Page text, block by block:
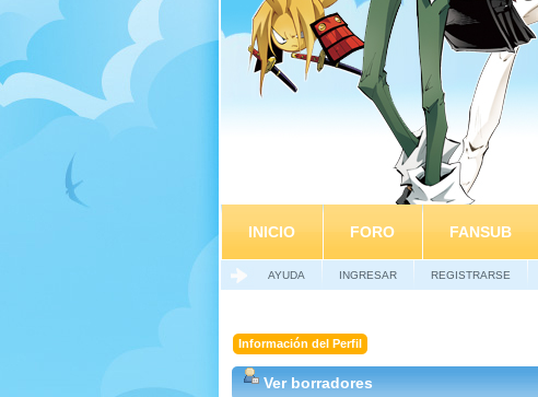
INICIO FORO FANSUB
AYUDA INGRESAR REGISTRARSE
Información del Perfil
Ver borradores